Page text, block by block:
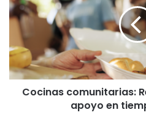
i
s
c
o
Cocinas comunitarias:
apoyo en